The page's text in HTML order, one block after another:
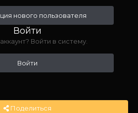
нового пользователя
Войти
Войти в систему.
Войти
Поделиться